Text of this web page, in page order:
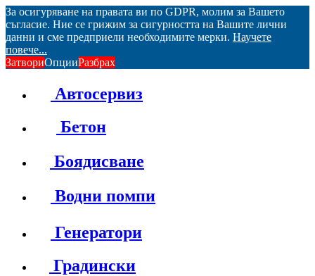
За осигуряване на правата ви по GDPR, молим за Вашето
съгласие. Ние се грижим за сигурността на Вашите лични
данни и сме предприели необходимите мерки. Научете
повече...
ЗатвориОпцииРазбрах
Автосервиз
Бетон
Боядисване
Водни помпи
Генератори
Градински